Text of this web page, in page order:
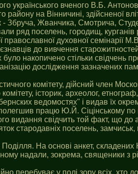
українського вченого В.Б.
на Вінничині, здійсненої
- Збруча, Жванчика, Смотрича,
ряд поселень, городищ, курганів
православної духовної семінарії
до вивчення старожитностей
накопичено стільки свідчень
дослідження зазначених
комітету, дійсний член
історик, археолог,
ведомостях" і видав їх
працю Ю.Й. Сіцінському по
видання свідчить той факт, що до
стародавніх поселень, замчиськ,
На основі анкет,
надали, зокрема, священики з
перебуває у полі зору всіх,